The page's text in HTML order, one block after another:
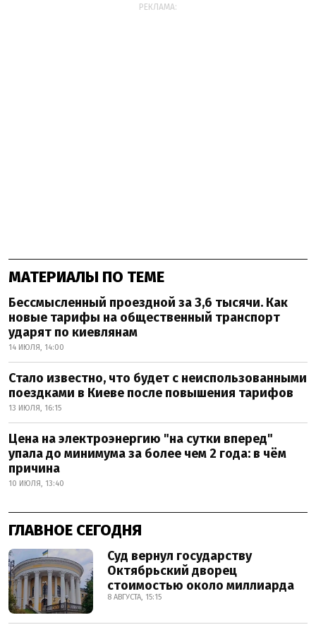
РЕКЛАМА:
МАТЕРИАЛЫ ПО ТЕМЕ
Бессмысленный проездной за 3,6 тысячи. Как
новые тарифы на общественный транспорт
ударят по киевлянам
14 ИЮЛЯ, 14:00
Стало известно, что будет с неиспользованными
поездками в Киеве после повышения тарифов
13 ИЮЛЯ, 16:15
Цена на электроэнергию "на сутки вперед"
упала до минимума за более чем 2 года: в чём
причина
10 ИЮЛЯ, 13:40
ГЛАВНОЕ СЕГОДНЯ
Суд вернул государству
Октябрьский дворец
стоимостью около миллиарда
8 АВГУСТА, 15:15